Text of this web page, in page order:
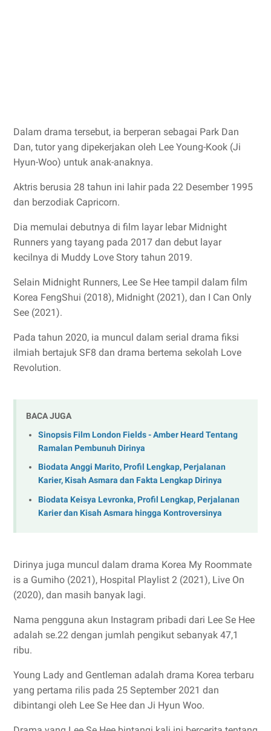
Dalam drama tersebut, ia berperan sebagai Park Dan
Dan, tutor yang dipekerjakan oleh Lee Young-Kook (Ji
Hyun-Woo) untuk anak-anaknya.
Aktris berusia 28 tahun ini lahir pada 22 Desember 1995
dan berzodiak Capricorn.
Dia memulai debutnya di film layar lebar Midnight
Runners yang tayang pada 2017 dan debut layar
kecilnya di Muddy Love Story tahun 2019.
Selain Midnight Runners, Lee Se Hee tampil dalam film
Korea FengShui (2018), Midnight (2021), dan I Can Only
See (2021).
Pada tahun 2020, ia muncul dalam serial drama fiksi
ilmiah bertajuk SF8 dan drama bertema sekolah Love
Revolution.
BACA JUGA
Sinopsis Film London Fields - Amber Heard Tentang
Ramalan Pembunuh Dirinya
Biodata Anggi Marito, Profil Lengkap, Perjalanan
Karier, Kisah Asmara dan Fakta Lengkap Dirinya
Biodata Keisya Levronka, Profil Lengkap, Perjalanan
Karier dan Kisah Asmara hingga Kontroversinya
Dirinya juga muncul dalam drama Korea My Roommate
is a Gumiho (2021), Hospital Playlist 2 (2021), Live On
(2020), dan masih banyak lagi.
Nama pengguna akun Instagram pribadi dari Lee Se Hee
adalah se.22 dengan jumlah pengikut sebanyak 47,1
ribu.
Young Lady and Gentleman adalah drama Korea terbaru
yang pertama rilis pada 25 September 2021 dan
dibintangi oleh Lee Se Hee dan Ji Hyun Woo.